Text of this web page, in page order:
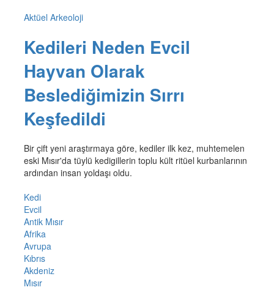
Aktüel Arkeoloji
Kedileri Neden Evcil
Hayvan Olarak
Beslediğimizin Sırrı
Keşfedildi
Bir çift yeni araştırmaya göre, kediler ilk kez, muhtemelen
eski Mısır'da tüylü kedigillerin toplu kült ritüel kurbanlarının
ardından insan yoldaşı oldu.
Kedi
Evcil
Antik Mısır
Afrika
Avrupa
Kıbrıs
Akdeniz
Mısır